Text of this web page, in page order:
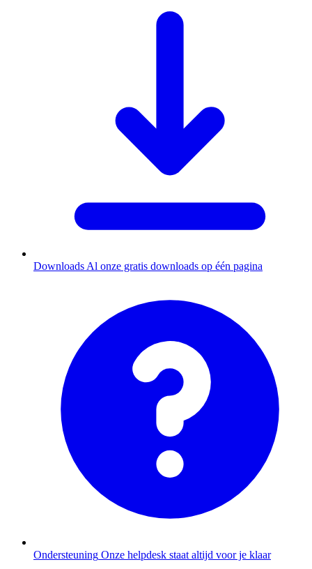
Downloads Al onze gratis downloads op één pagina
Ondersteuning Onze helpdesk staat altijd voor je klaar